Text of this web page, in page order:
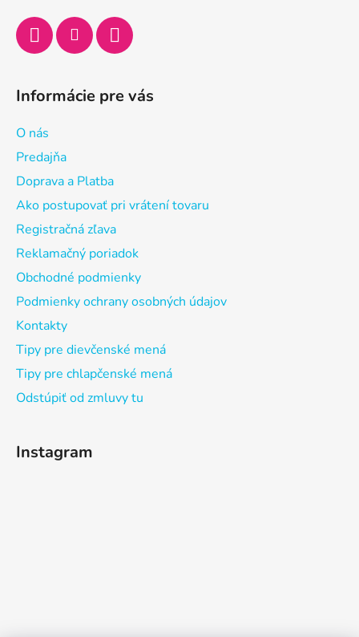
Informácie pre vás
O nás
Predajňa
Doprava a Platba
Ako postupovať pri vrátení tovaru
Registračná zľava
Reklamačný poriadok
Obchodné podmienky
Podmienky ochrany osobných údajov
Kontakty
Tipy pre dievčenské mená
Tipy pre chlapčenské mená
Odstúpiť od zmluvy tu
Instagram